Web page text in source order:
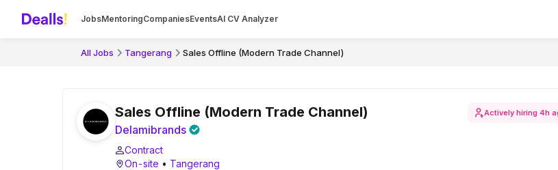
JobsMentoringCompaniesEventsAI CV Analyzer
All Jobs Tangerang Sales Offline (Modern Trade Channel)
Sales Offline (Modern Trade Channel)
Delamibrands
Contract
On-site • Tangerang
Actively hiring 4h